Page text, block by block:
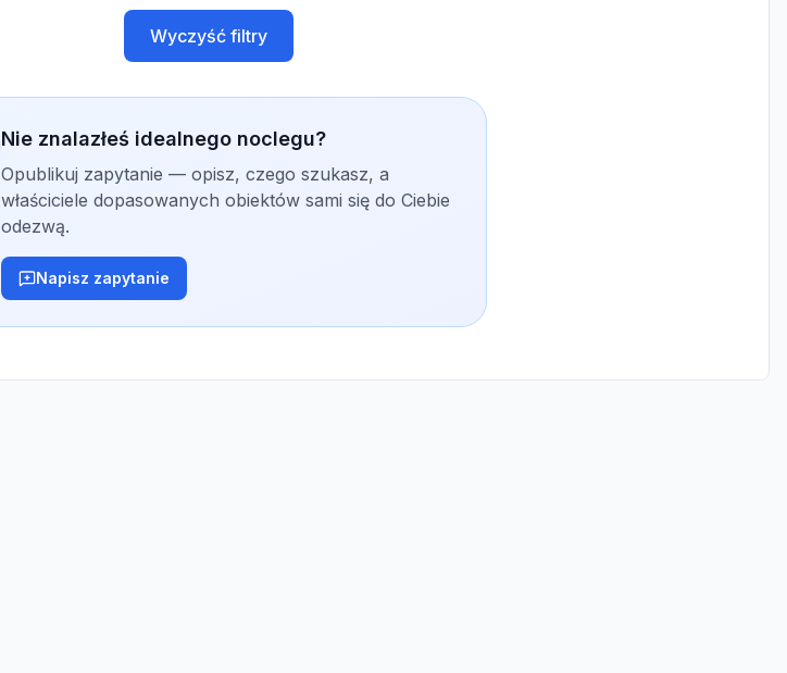
Wyczyść filtry
Nie znalazłeś idealnego noclegu?
Opublikuj zapytanie — opisz, czego szukasz, a
właściciele dopasowanych obiektów sami się do Ciebie
odezwą.
Napisz zapytanie